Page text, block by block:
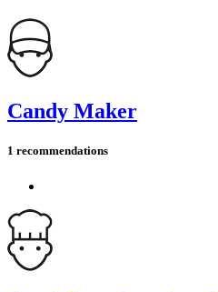
Candy Maker
1 recommendations